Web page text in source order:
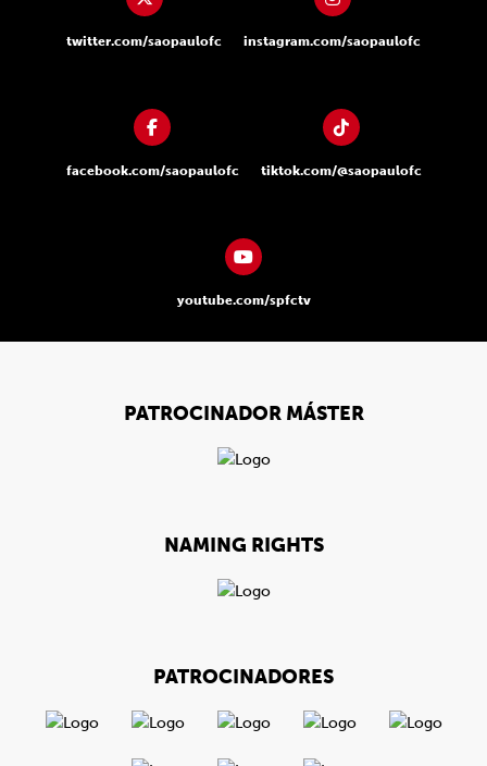
twitter.com/saopaulofc instagram.com/saopaulofc
facebook.com/saopaulofc tiktok.com/@saopaulofc
youtube.com/spfctv
PATROCINADOR MÁSTER
NAMING RIGHTS
PATROCINADORES